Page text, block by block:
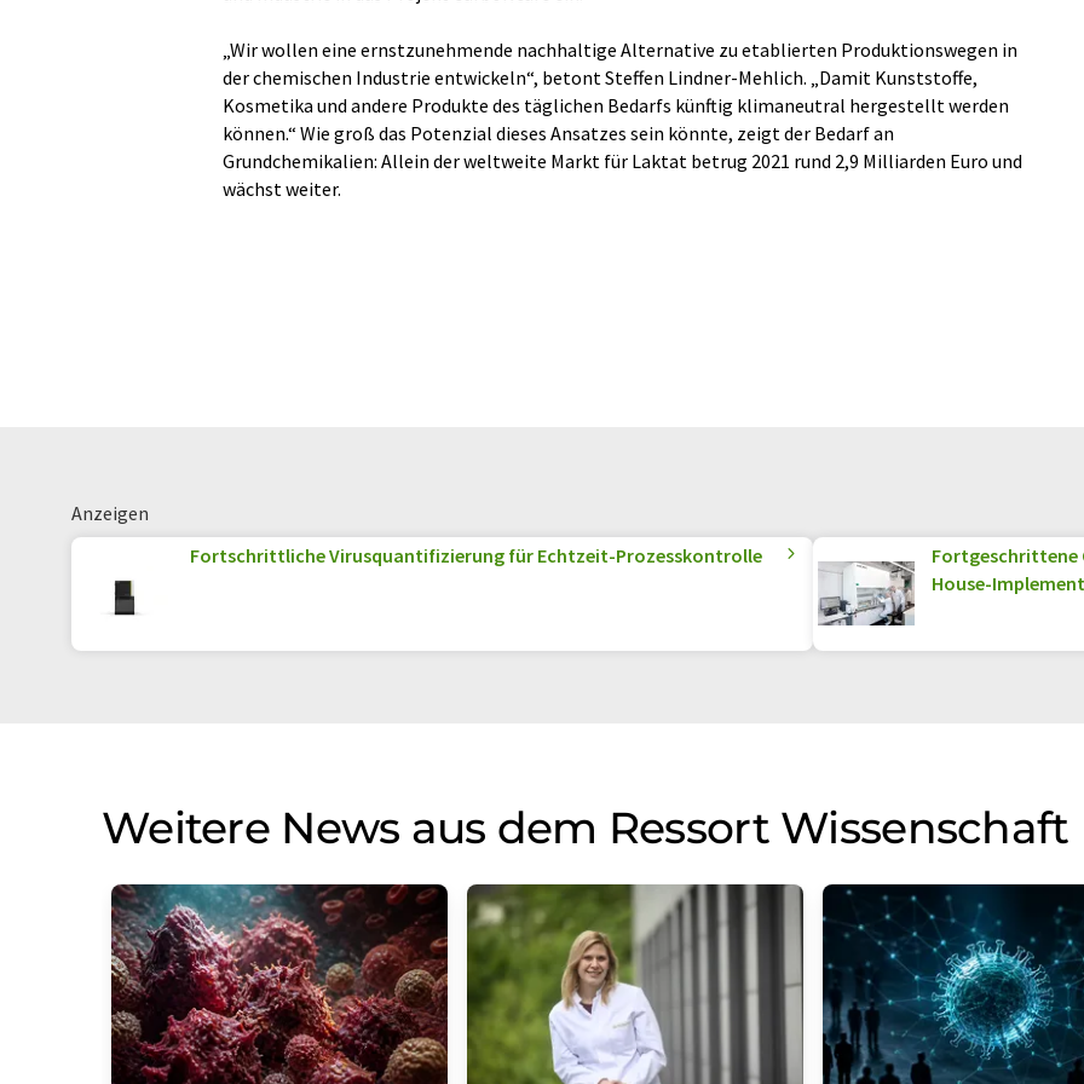
„Wir wollen eine ernstzunehmende nachhaltige Alternative zu etablierten Produktionswegen in
der chemischen Industrie entwickeln“, betont Steffen Lindner-Mehlich. „Damit Kunststoffe,
Kosmetika und andere Produkte des täglichen Bedarfs künftig klimaneutral hergestellt werden
können.“ Wie groß das Potenzial dieses Ansatzes sein könnte, zeigt der Bedarf an
Grundchemikalien: Allein der weltweite Markt für Laktat betrug 2021 rund 2,9 Milliarden Euro und
wächst weiter.
Anzeigen
Fortschrittliche Virusquantifizierung für Echtzeit-Prozesskontrolle
Fortgeschrittene
House-
Weitere News aus dem Ressort Wissenschaft